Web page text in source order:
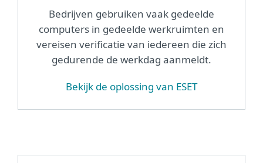
Bedrijven gebruiken vaak gedeelde
computers in gedeelde werkruimten en
vereisen verificatie van iedereen die zich
gedurende de werkdag aanmeldt.
Bekijk de oplossing van ESET